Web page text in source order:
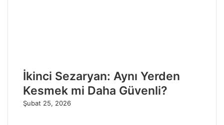
İkinci Sezaryan: Aynı Yerden
Kesmek mi Daha Güvenli?
Şubat 25, 2026